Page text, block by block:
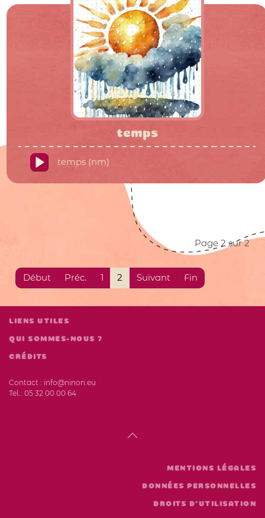
temps
temps (nm)
Page 2 sur 2
Début Préc. 1 2 Suivant Fin
LIENS UTILES
QUI SOMMES-NOUS ?
CRÉDITS
Contact : info@ninon.eu
Tel.: 05 32 00 00 64
MENTIONS LÉGALES
DONNÉES PERSONNELLES
DROITS D'UTILISATION